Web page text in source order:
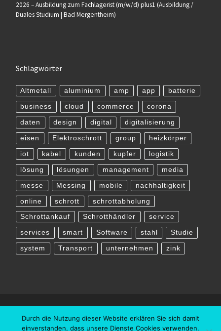
2026 – Ausbildung zum Fachlagerist (m/w/d) plus1 (Ausbildung /
Duales Studium | Bad Mergentheim)
Schlagwörter
Altmetall aluminium amp app batterie
business cloud commerce corona
daten design digital digitalisierung
eisen Elektroschrott group heizkörper
iot kabel kunden kupfer logistik
lösung lösungen management media
messe Messing mobile nachhaltigkeit
online schrott schrottabholung
Schrottankauf Schrotthändler service
services smart Software stahl Studie
system Transport unternehmen zink
Durch die Nutzung dieser Website erklären Sie sich damit
einverstanden, dass unsere Dienste Cookies verwenden.